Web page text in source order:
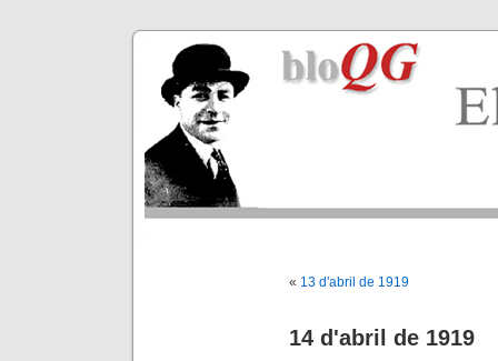
« 13 d'abril de 1919
14 d'abril de 1919